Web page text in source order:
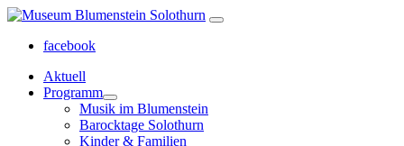
facebook
Aktuell
Programm
Musik im Blumenstein
Barocktage Solothurn
Kinder & Familien